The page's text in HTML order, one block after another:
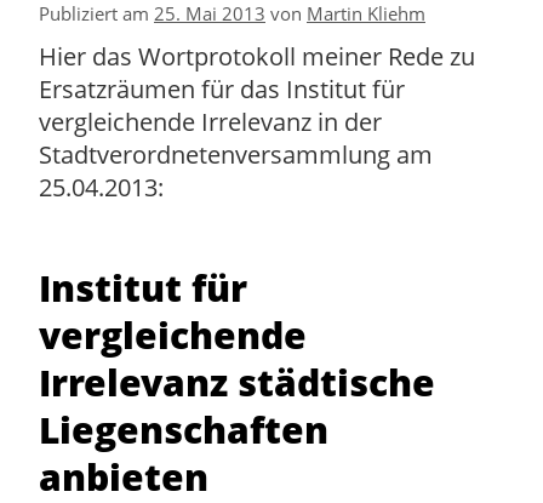
Publiziert am 25. Mai 2013 von Martin Kliehm
Hier das Wortprotokoll meiner Rede zu
Ersatzräumen für das Institut für
vergleichende Irrelevanz in der
Stadtverordnetenversammlung am
25.04.2013:
Institut für
vergleichende
Irrelevanz städtische
Liegenschaften
anbieten